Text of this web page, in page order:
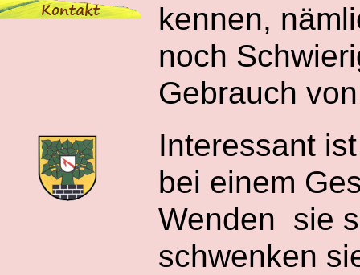
kennen,
noch
Gebrauch
Interessant
bei einem
Wenden sie
schwenken